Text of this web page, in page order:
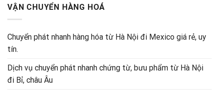
VẬN CHUYỂN HÀNG HOÁ
Chuyển phát nhanh hàng hóa từ Hà Nội đi Mexico giá rẻ, uy
tín.
Dịch vụ chuyển phát nhanh chứng từ, bưu phẩm từ Hà Nội
đi Bỉ, châu Âu